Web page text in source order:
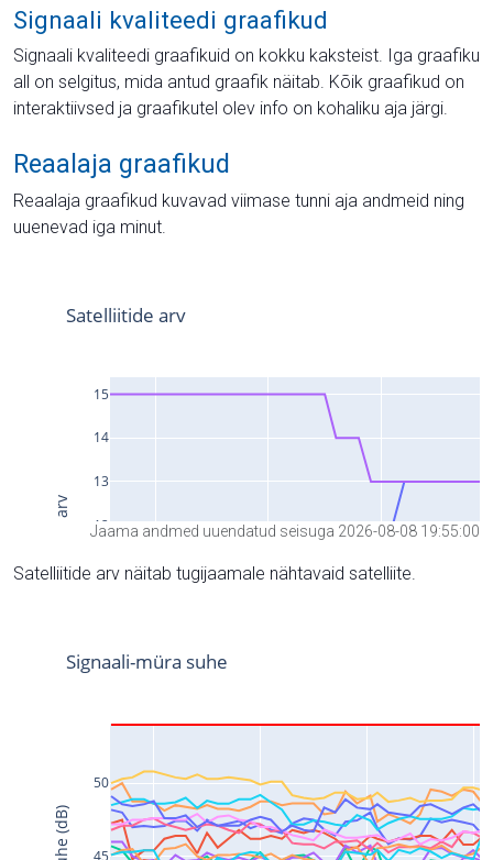
Signaali kvaliteedi graafikud
Signaali kvaliteedi graafikuid on kokku kaksteist. Iga graafiku
all on selgitus, mida antud graafik näitab. Kõik graafikud on
interaktiivsed ja graafikutel olev info on kohaliku aja järgi.
Reaalaja graafikud
Reaalaja graafikud kuvavad viimase tunni aja andmeid ning
uuenevad iga minut.
Jaama andmed uuendatud seisuga 2026-08-08 19:55:00
Satelliitide arv näitab tugijaamale nähtavaid satelliite.